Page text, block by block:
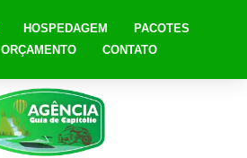
HOSPEDAGEM
PACOTES
ORÇAMENTO CONTATO